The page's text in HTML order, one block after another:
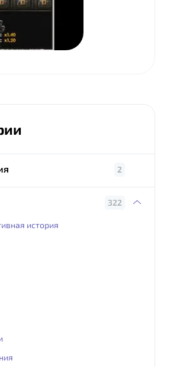
2
322
история